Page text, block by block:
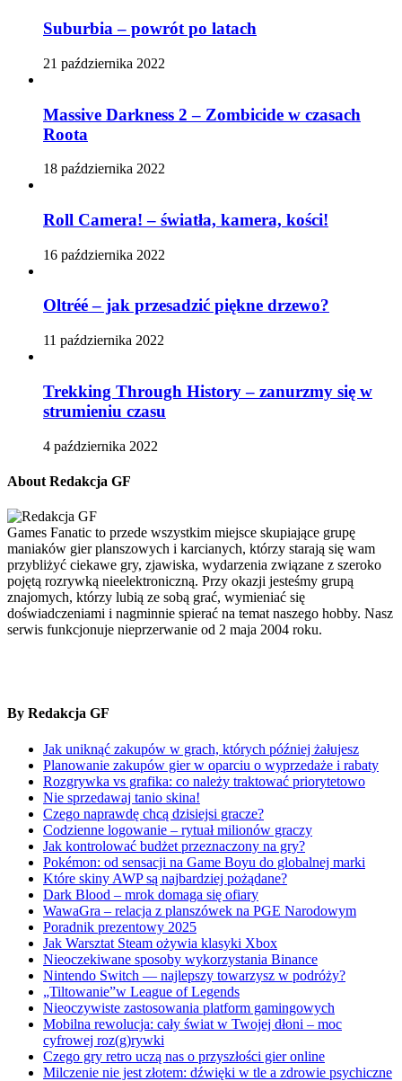
Suburbia – powrót po latach
21 października 2022
Massive Darkness 2 – Zombicide w czasach
Roota
18 października 2022
Roll Camera! – światła, kamera, kości!
16 października 2022
Oltréé – jak przesadzić piękne drzewo?
11 października 2022
Trekking Through History – zanurzmy się w
strumieniu czasu
4 października 2022
About Redakcja GF
Games Fanatic to przede wszystkim miejsce skupiające grupę
maniaków gier planszowych i karcianych, którzy starają się wam
przybliżyć ciekawe gry, zjawiska, wydarzenia związane z szeroko
pojętą rozrywką nieelektroniczną. Przy okazji jesteśmy grupą
znajomych, którzy lubią ze sobą grać, wymieniać się
doświadczeniami i nagminnie spierać na temat naszego hobby. Nasz
serwis funkcjonuje nieprzerwanie od 2 maja 2004 roku.
By Redakcja GF
Jak uniknąć zakupów w grach, których później żałujesz
Planowanie zakupów gier w oparciu o wyprzedaże i rabaty
Rozgrywka vs grafika: co należy traktować priorytetowo
Nie sprzedawaj tanio skina!
Czego naprawdę chcą dzisiejsi gracze?
Codzienne logowanie – rytuał milionów graczy
Jak kontrolować budżet przeznaczony na gry?
Pokémon: od sensacji na Game Boyu do globalnej marki
Które skiny AWP są najbardziej pożądane?
Dark Blood – mrok domaga się ofiary
WawaGra – relacja z planszówek na PGE Narodowym
Poradnik prezentowy 2025
Jak Warsztat Steam ożywia klasyki Xbox
Nieoczekiwane sposoby wykorzystania Binance
Nintendo Switch — najlepszy towarzysz w podróży?
„Tiltowanie”w League of Legends
Nieoczywiste zastosowania platform gamingowych
Mobilna rewolucja: cały świat w Twojej dłoni – moc
cyfrowej roz(g)rywki
Czego gry retro uczą nas o przyszłości gier online
Milczenie nie jest złotem: dźwięki w tle a zdrowie psychiczne